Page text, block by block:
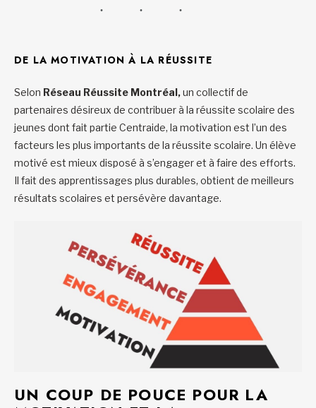
DE LA MOTIVATION À LA RÉUSSITE
Selon Réseau Réussite Montréal,un collectif de
partenaires désireux de contribuer à la réussite scolaire des
jeunes dont fait partie Centraide, la motivation est l’un des
facteurs les plus importants de la réussite scolaire. Un élève
motivé est mieux disposé à s’engager et à faire des efforts.
Il fait des apprentissages plus durables, obtient de meilleurs
résultats scolaires et persévère davantage.
UN COUP DE POUCE POUR LA